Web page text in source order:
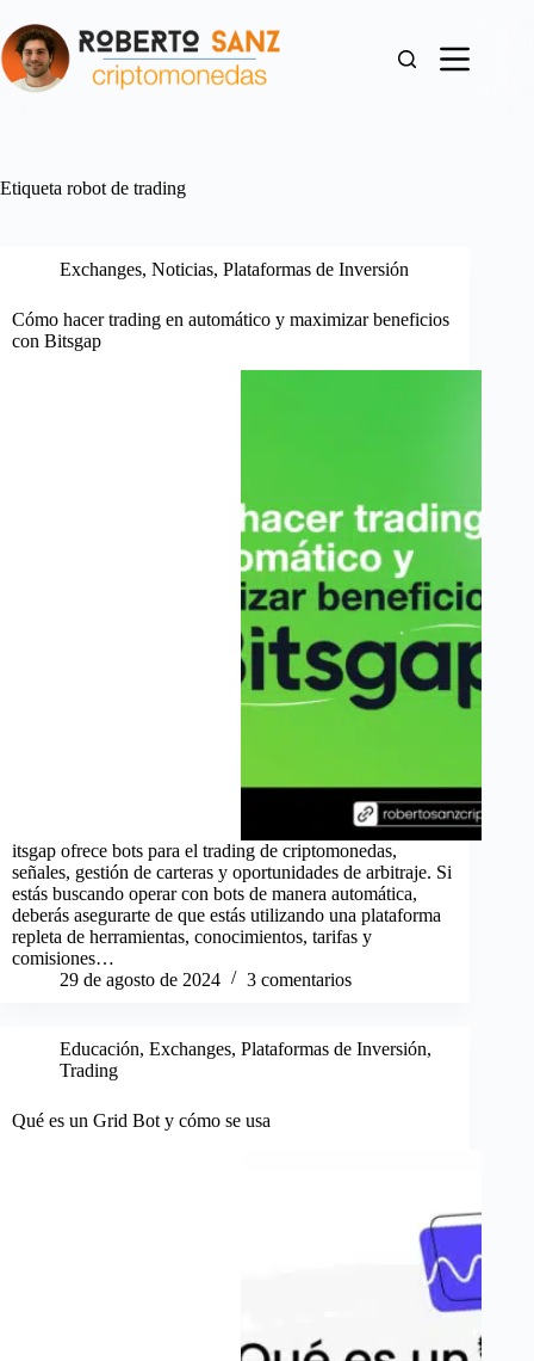
al
contenido
Etiqueta robot de trading
Exchanges, Noticias, Plataformas de Inversión
Cómo hacer trading en automático y maximizar beneficios
con Bitsgap
itsgap ofrece bots para el trading de criptomonedas,
señales, gestión de carteras y oportunidades de arbitraje. Si
estás buscando operar con bots de manera automática,
deberás asegurarte de que estás utilizando una plataforma
repleta de herramientas, conocimientos, tarifas y
comisiones…
29 de agosto de 2024
3 comentarios
Educación, Exchanges, Plataformas de Inversión,
Trading
Qué es un Grid Bot y cómo se usa